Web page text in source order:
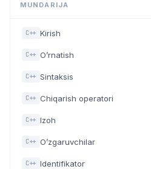
MUNDARIJA
C++ Kirish
C++ O’rnatish
C++ Sintaksis
C++ Chiqarish operatori
C++ Izoh
C++ O’zgaruvchilar
C++ Identifikator